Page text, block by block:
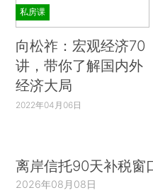
私房课
向松祚：宏观经济70
讲，带你了解国内外
经济大局
2022年04月06日
离岸信托90天补税窗
2026年08月08日